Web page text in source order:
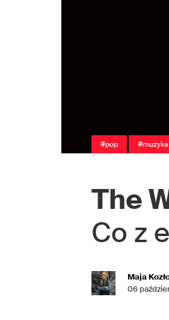
#pop #muzyka
The
Co z
Maja
06